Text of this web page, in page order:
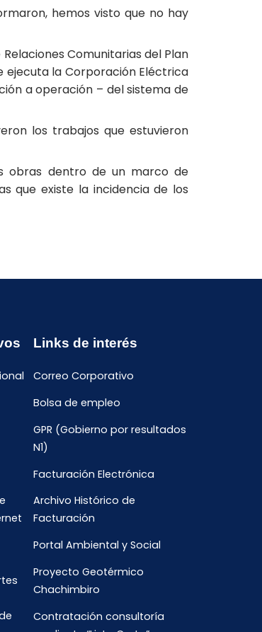
hemos visto que no hay
Comunitarias del Plan
ejecuta la Corporación Eléctrica
a operación – del sistema de
los trabajos que estuvieron
obras dentro de un marco de
que existe la incidencia de los
Links de interés
Correo Corporativo
Bolsa de empleo
GPR (Gobierno por resultados
N1)
Facturación Electrónica
Archivo Histórico de
Facturación
Portal Ambiental y Social
Proyecto Geotérmico
Chachimbiro
Contratación consultoría